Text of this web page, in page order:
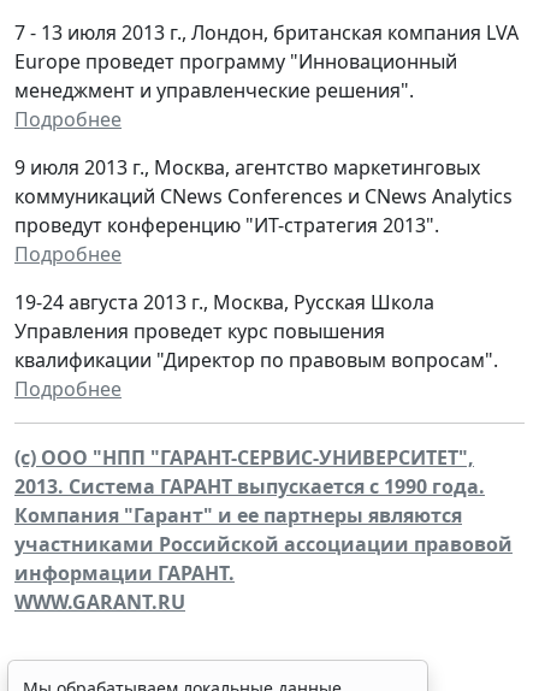
7 - 13 июля 2013 г., Лондон, британская компания LVA
Europe проведет программу "Инновационный
менеджмент и управленческие решения".
Подробнее
9 июля 2013 г., Москва, агентство маркетинговых
коммуникаций CNews Conferences и CNews Analytics
проведут конференцию "ИТ-стратегия 2013".
Подробнее
19-24 августа 2013 г., Москва, Русская Школа
Управления проведет курс повышения
квалификации "Директор по правовым вопросам".
Подробнее
(c) ООО "НПП "ГАРАНТ-СЕРВИС-УНИВЕРСИТЕТ",
2013. Система ГАРАНТ выпускается с 1990 года.
Компания "Гарант" и ее партнеры являются
участниками Российской ассоциации правовой
информации ГАРАНТ.
WWW.GARANT.RU